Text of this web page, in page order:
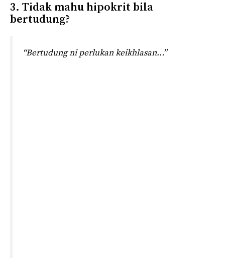
3. Tidak mahu hipokrit bila
bertudung?
“Bertudung ni perlukan keikhlasan…”